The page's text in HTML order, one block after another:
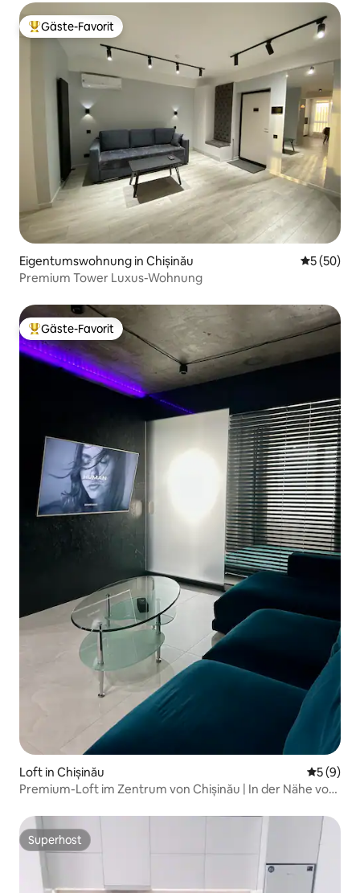
Beliebter Gäste-Favorit.
Gäste-Favorit
Eigentumswohnung in Chișinău
5 (50)
Premium Tower Luxus-Wohnung
Beliebter Gäste-Favorit.
Gäste-Favorit
Loft in Chișinău
5 (9)
Premium-Loft im Zentrum von Chișinău | In der Nähe von
Superhost
Superhost